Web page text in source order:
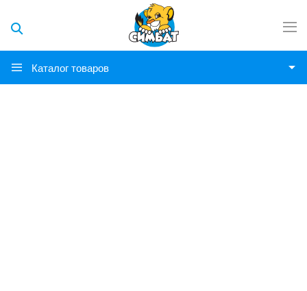
Каталог товаров